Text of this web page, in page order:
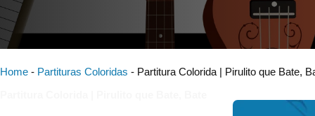
Home - Partituras Coloridas - Partitura Colorida | Pirulito que Bate,